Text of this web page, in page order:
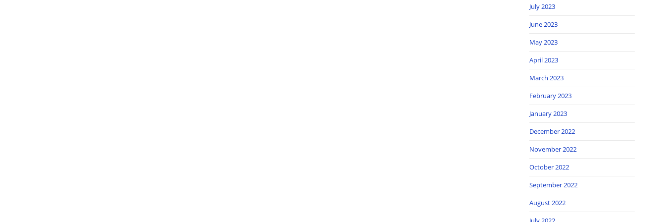
July 2023
June 2023
May 2023
April 2023
March 2023
February 2023
January 2023
December 2022
November 2022
October 2022
September 2022
August 2022